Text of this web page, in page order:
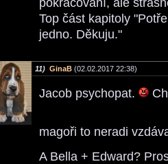
Top část kapitoly
jedno. Děkuju."
11) GinaB (02.02.2017 22:38)
Jacob psychopat.
magoři to neradi
A Bella + Edward?